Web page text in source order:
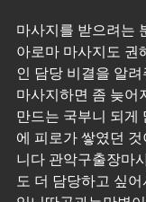
마사지를 받으려는
아로마 마사지도 권
인 담당 비결을 알
마사지하면 좀 늦어
만드는 국부니 되게
에 피로가 쌓였던
니다 관악구출장마
도 더 담당하고 싶